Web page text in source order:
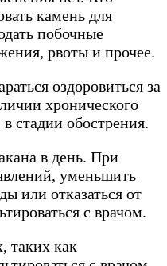
камень для
побочные
рвоты и прочее.
оздоровиться за
хронического
стадии обострения.
в день. При
уменьшить
или отказаться от
с врачом.
таких как